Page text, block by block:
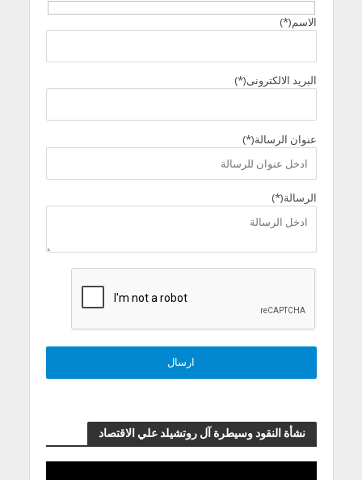
الاسم(*)
البريد الالكترونى(*)
عنوان الرسالة(*)
الرسالة(*)
نشأة النقود وسيطرة آل روتشيلد علي الاقتصاد